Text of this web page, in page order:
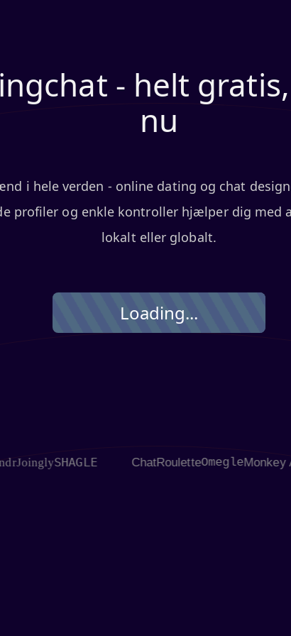
- helt
nu
i hele verden - online dating og chat
profiler og enkle kontroller hjælper dig med
lokalt eller globalt.
Loading...
SHAGLE ChatRouletteOmegleMonkey App